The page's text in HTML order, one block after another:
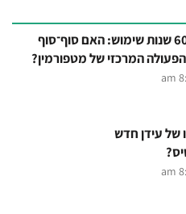
לאחר יותר מ־60 שנות שימוש: האם סוף־סוף
המרכזי של מטפורמין?
של עידן חדש